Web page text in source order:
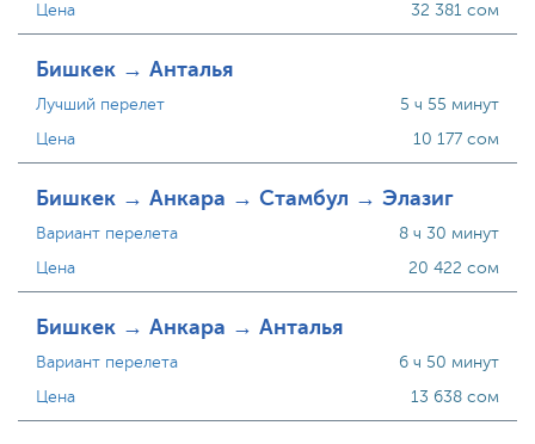
Цена
32 381 сом
Бишкек → Анталья
Лучший перелет
Цена
5 ч 55 минут
10 177 сом
Бишкек → Анкара → Стамбул → Элазиг
Вариант перелета
Цена
8 ч 30 минут
20 422 сом
Бишкек → Анкара → Анталья
Вариант перелета
Цена
6 ч 50 минут
13 638 сом